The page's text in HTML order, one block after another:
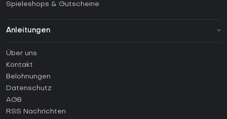
Spieleshops & Gutscheine
Anleitungen
Anleitungen
Wie aktiviert man einen Steam CD Key?
Wie aktiviert man einen Epic Games CD Key?
Wie aktiviert man einen GOG CD Key?
Wie aktiviert man einen Ubisoft Connect CD Key?
Über uns
Kontakt
Belohnungen
Datenschutz
AGB
RSS Nachrichten